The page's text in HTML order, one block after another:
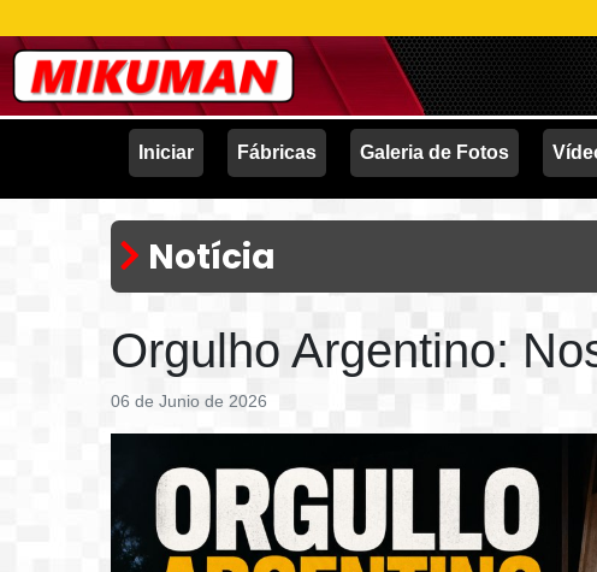
Iniciar Fábricas Galeria de Fotos
Notícia
Orgulho Argentino:
06 de Junio de 2026